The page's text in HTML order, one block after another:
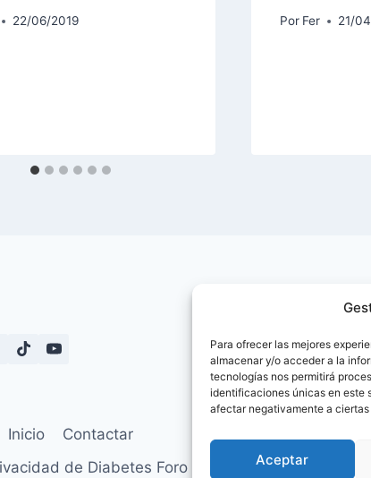
Para ofrecer las mejores
almacenar y/o acceder a la
tecnologías nos permitirá
identificaciones únicas en este
afectar negativamente a
Aceptar
22/06/2019 Por Fer 21/
Inicio
Contactar
de Diabetes Foro – Blog